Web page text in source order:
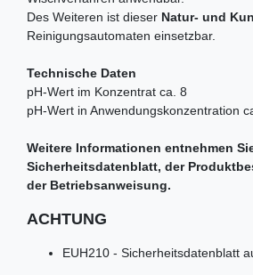
Des Weiteren ist dieser Natur- und
Reinigungsautomaten einsetzbar.
Technische Daten
pH-Wert im Konzentrat ca. 8
pH-Wert in Anwendungskonzentration
Weitere Informationen entnehmen
Sicherheitsdatenblatt, der
der Betriebsanweisung.
ACHTUNG
EUH210 - Sicherheitsdatenblatt